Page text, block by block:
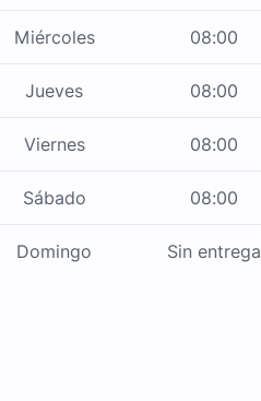
Miércoles 08:00
Jueves 08:00
Viernes 08:00
Sábado 08:00
Domingo Sin entrega